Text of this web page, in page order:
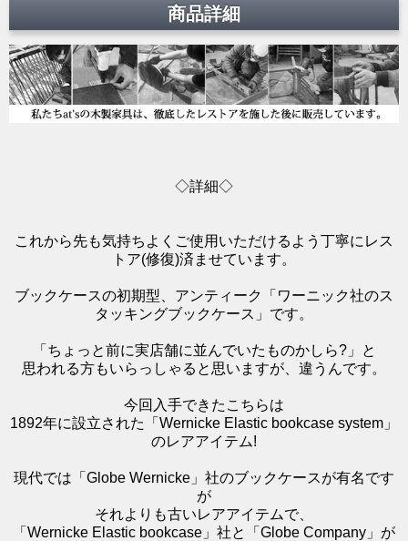
商品詳細
◇詳細◇
これから先も気持ちよくご使用いただけるよう丁寧にレス
トア(修復)済ませています。
ブックケースの初期型、アンティーク「ワーニック社のス
タッキングブックケース」です。
「ちょっと前に実店舗に並んでいたものかしら?」と
思われる方もいらっしゃると思いますが、違うんです。
今回入手できたこちらは
1892年に設立された「Wernicke Elastic bookcase system」
のレアアイテム!
現代では「Globe Wernicke」社のブックケースが有名です
が
それよりも古いレアアイテムで、
「Wernicke Elastic bookcase」社と「Globe Company」が